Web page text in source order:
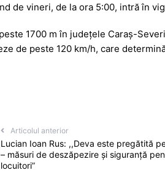
de vineri, de la ora 5:00, intră în
1700 m în județele Caraș-
de peste 120 km/h, care
Articolul anterior
Lucian Ioan Rus: ,,Deva este pregătită
– măsuri de deszăpezire și siguranță
locuitori”